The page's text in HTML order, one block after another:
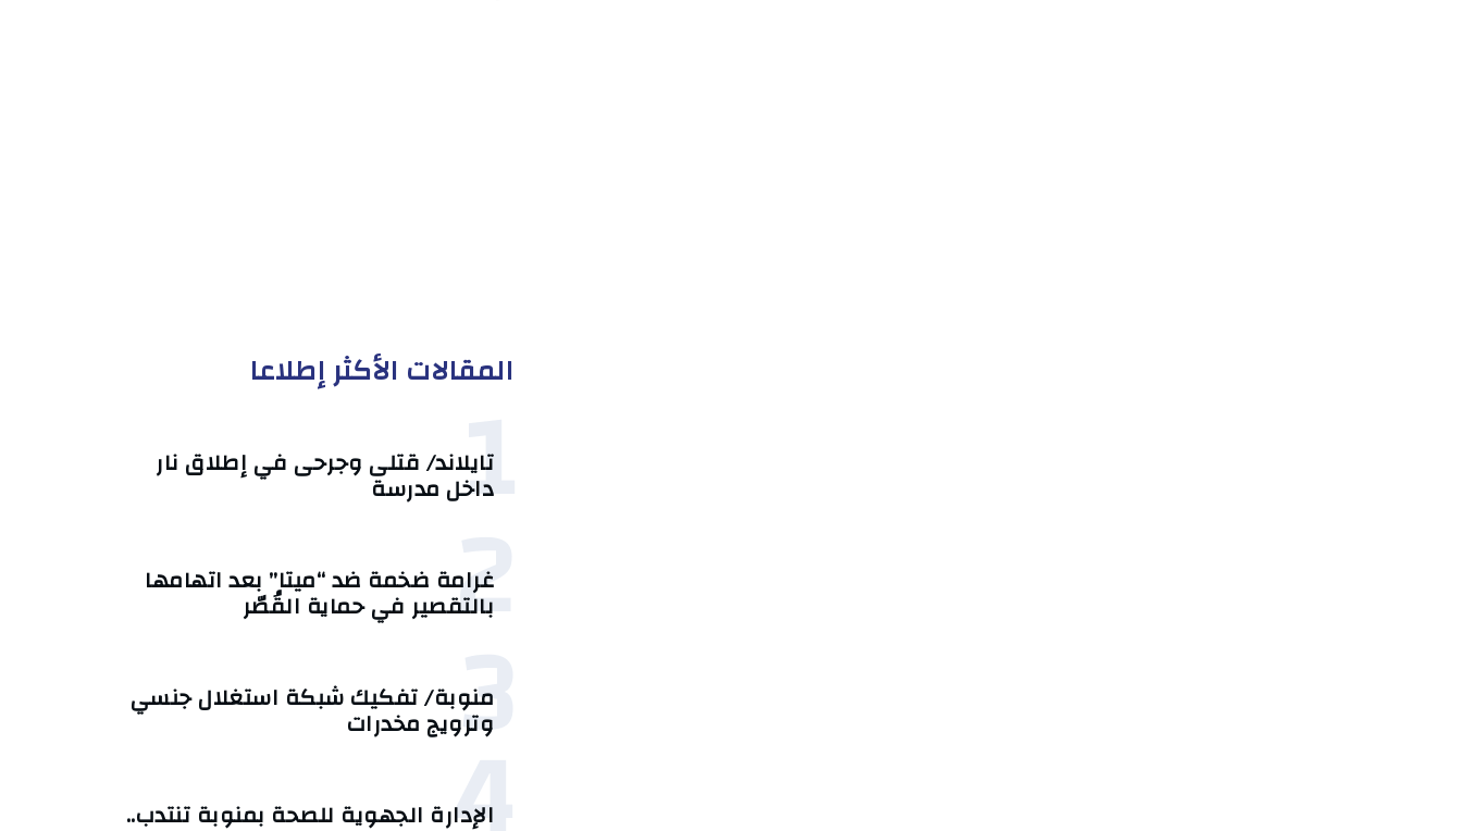
المقالات الأكثر إطلاعا
1
تايلاند/ قتلى وجرحى في إطلاق نار
داخل مدرسة
2
غرامة ضخمة ضد “ميتا” بعد اتهامها
بالتقصير في حماية القُصّر
3
منوبة/ تفكيك شبكة استغلال جنسي
وترويج مخدرات
الإدارة الجهوية للصحة بمنوبة تنتدب..